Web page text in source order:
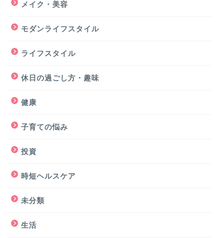
メイク・美容
モダンライフスタイル
ライフスタイル
休日の過ごし方・趣味
健康
子育ての悩み
投資
時短ヘルスケア
未分類
生活